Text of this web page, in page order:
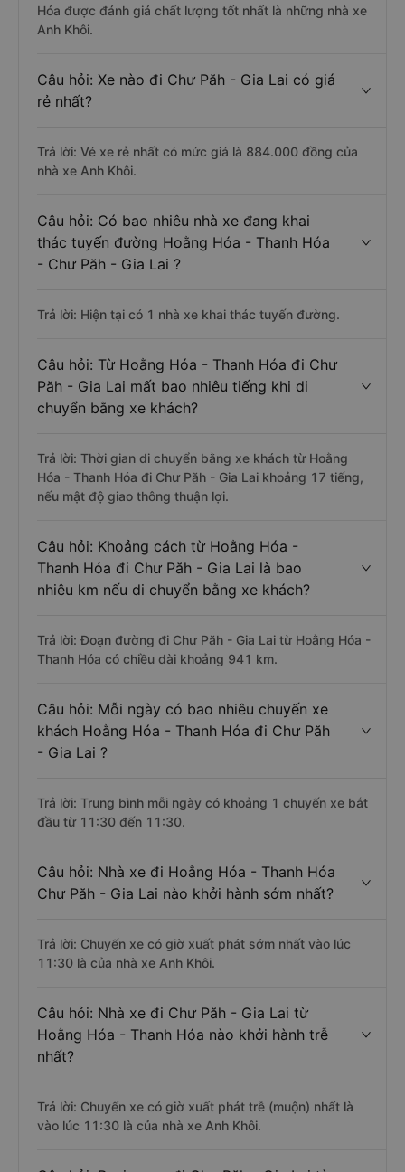
Hóa được đánh giá chất lượng tốt nhất là những nhà xe
Anh Khôi.
Câu hỏi: Xe nào đi Chư Păh - Gia Lai có giá
rẻ nhất?
Trả lời: Vé xe rẻ nhất có mức giá là 884.000 đồng của
nhà xe Anh Khôi.
Câu hỏi: Có bao nhiêu nhà xe đang khai
thác tuyến đường Hoằng Hóa - Thanh Hóa
- Chư Păh - Gia Lai ?
Trả lời: Hiện tại có 1 nhà xe khai thác tuyến đường.
Câu hỏi: Từ Hoằng Hóa - Thanh Hóa đi Chư
Păh - Gia Lai mất bao nhiêu tiếng khi di
chuyển bằng xe khách?
Trả lời: Thời gian di chuyển bằng xe khách từ Hoằng
Hóa - Thanh Hóa đi Chư Păh - Gia Lai khoảng 17 tiếng,
nếu mật độ giao thông thuận lợi.
Câu hỏi: Khoảng cách từ Hoằng Hóa -
Thanh Hóa đi Chư Păh - Gia Lai là bao
nhiêu km nếu di chuyển bằng xe khách?
Trả lời: Đoạn đường đi Chư Păh - Gia Lai từ Hoằng Hóa -
Thanh Hóa có chiều dài khoảng 941 km.
Câu hỏi: Mỗi ngày có bao nhiêu chuyến xe
khách Hoằng Hóa - Thanh Hóa đi Chư Păh
- Gia Lai ?
Trả lời: Trung bình mỗi ngày có khoảng 1 chuyến xe bắt
đầu từ 11:30 đến 11:30.
Câu hỏi: Nhà xe đi Hoằng Hóa - Thanh Hóa
Chư Păh - Gia Lai nào khởi hành sớm nhất?
Trả lời: Chuyến xe có giờ xuất phát sớm nhất vào lúc
11:30 là của nhà xe Anh Khôi.
Câu hỏi: Nhà xe đi Chư Păh - Gia Lai từ
Hoằng Hóa - Thanh Hóa nào khởi hành trễ
nhất?
Trả lời: Chuyến xe có giờ xuất phát trễ (muộn) nhất là
vào lúc 11:30 là của nhà xe Anh Khôi.